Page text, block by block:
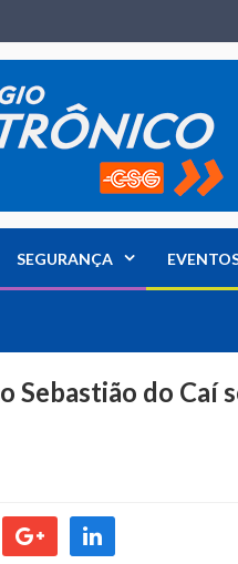
SEGURANÇA
Sebastião do Caí